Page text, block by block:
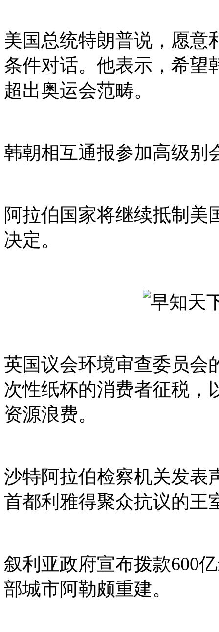
美国总统特朗普说，愿意
条件对话。他表示，希望
超出奥运会范畴。
韩朝相互通报参加高级别
阿拉伯国家将继续抵制美
决定。
英国议会环境审查委员会
次性纸杯的消费者征税，
资源浪费。
沙特阿拉伯检察机关发表
首都利雅得聚众抗议的王
叙利亚政府宣布拨款600
部城市阿勒颇重建。